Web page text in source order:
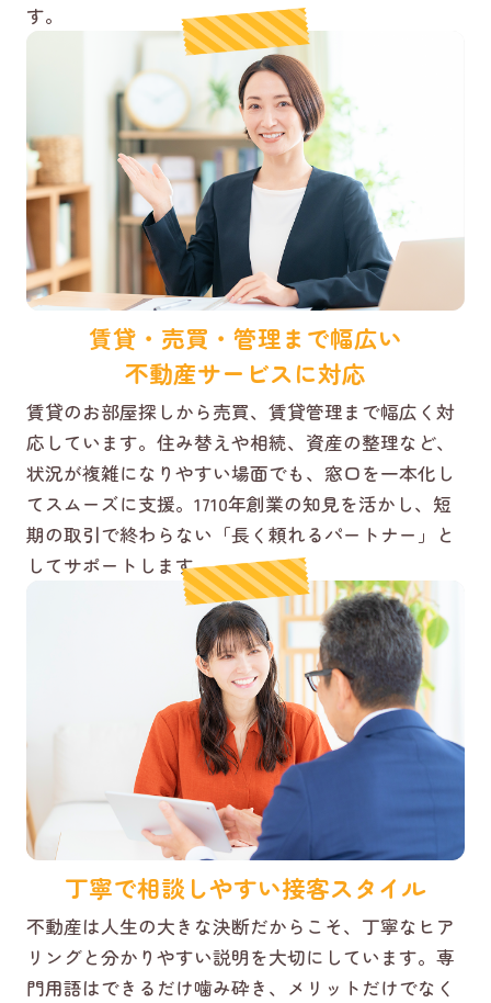
す。
賃貸・売買・管理まで幅広い
不動産サービスに対応
賃貸のお部屋探しから売買、賃貸管理まで幅広く対
応しています。住み替えや相続、資産の整理など、
状況が複雑になりやすい場面でも、窓口を一本化し
てスムーズに支援。1710年創業の知見を活かし、短
期の取引で終わらない「長く頼れるパートナー」と
してサポートします。
丁寧で相談しやすい接客スタイル
不動産は人生の大きな決断だからこそ、丁寧なヒア
リングと分かりやすい説明を大切にしています。専
門用語はできるだけ噛み砕き、メリットだけでなく